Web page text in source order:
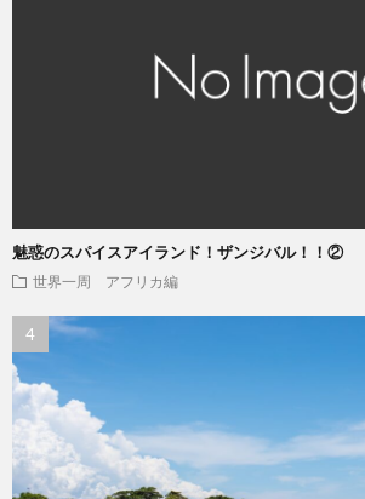
魅惑のスパイスアイランド！ザンジバル！！②
世界一周 アフリカ編